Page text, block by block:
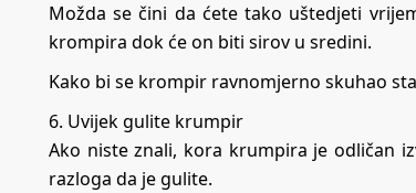
Možda se čini da ćete tako uštedjeti
krompira dok će on biti sirov u sredini.
Kako bi se krompir ravnomjerno skuhao
6. Uvijek gulite krumpir
Ako niste znali, kora krumpira je odličan
razloga da je gulite.